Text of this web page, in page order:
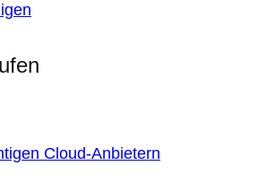
Cloud-Anbietern